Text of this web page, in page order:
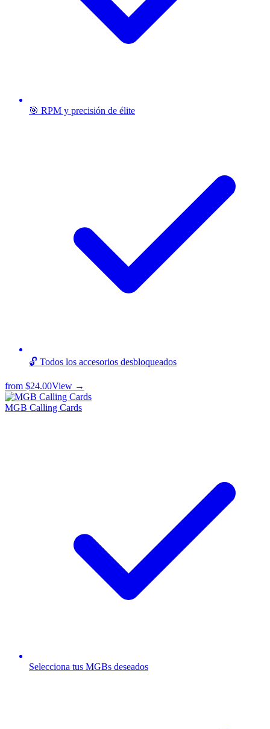
🎯 RPM y precisión de élite
🔓 Todos los accesorios desbloqueados
from $24.00View →
MGB Calling Cards
Selecciona tus MGBs deseados